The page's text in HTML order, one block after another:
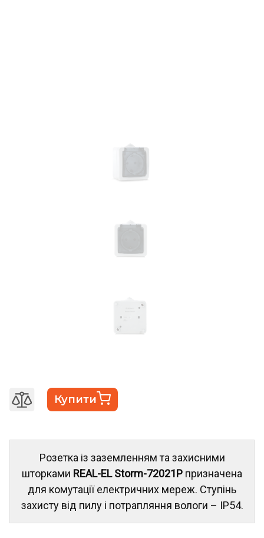
Купити
Розетка із заземленням та захисними
шторками REAL-EL Storm-72021P призначена
для комутації електричних мереж. Ступінь
захисту від пилу і потрапляння вологи – IP54.